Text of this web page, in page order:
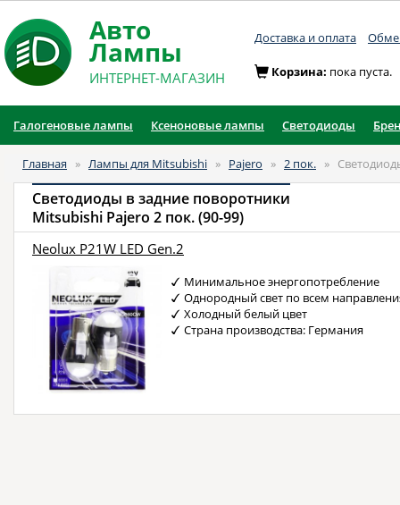
Авто
Лампы
ИНТЕРНЕТ-МАГАЗИН
Доставка и оплата
Корзина: пока пуста.
Галогеновые лампы Ксеноновые лампы Светодиоды
Главная » Лампы для Mitsubishi » Pajero » 2 пок. »
Светодиоды в задние поворотники
Mitsubishi Pajero 2 пок. (90-99)
Neolux P21W LED Gen.2
Минимальное энергопотребление
Однородный свет по всем
Холодный белый цвет
Страна производства: Германия